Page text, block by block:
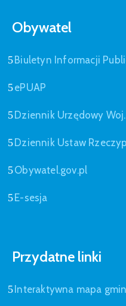
Obywatel
Biuletyn Informacji
ePUAP
Dziennik Urzędowy
Dziennik Ustaw
Obywatel.gov.pl
E-sesja
Przydatne linki
Interaktywna mapa